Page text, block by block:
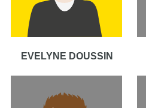
EVELYNE DOUSSIN